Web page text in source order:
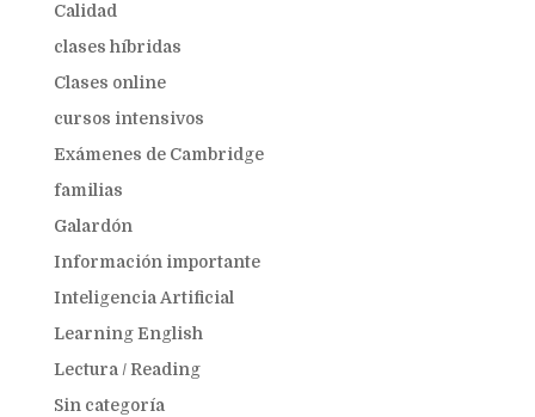
Calidad
clases híbridas
Clases online
cursos intensivos
Exámenes de Cambridge
familias
Galardón
Información importante
Inteligencia Artificial
Learning English
Lectura / Reading
Sin categoría